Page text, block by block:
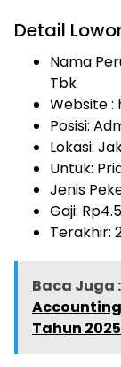
Detail
Nama
Tbk
Website :
Posisi:
Lokasi:
Untuk:
Jenis
Gaji: Rp
Terakhir:
Baca Juga :
Tahun 2025